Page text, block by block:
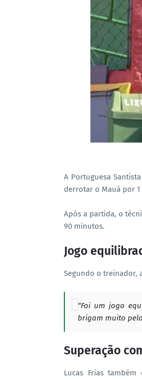
A Portuguesa
derrotar o Mauá por
Após a partida, o
90 minutos.
Jogo
Segundo o treinador,
“Foi um jogo
brigam muito
Superação
Lucas Frias